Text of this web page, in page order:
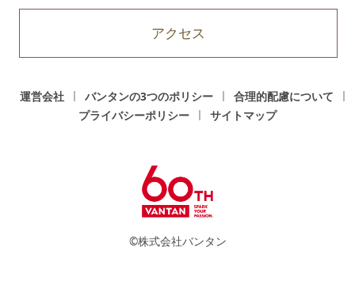
アクセス
運営会社 バンタンの3つのポリシー
合理的配慮について
プライバシーポリシー
サイトマップ
©株式会社バンタン